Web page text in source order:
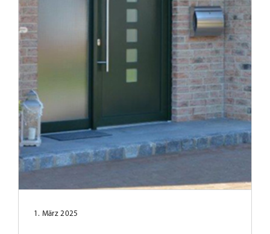
1. März 2025